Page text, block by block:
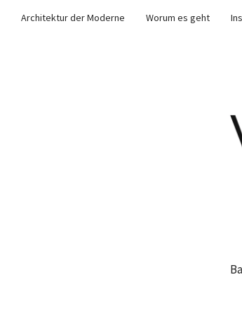
Architektur der Moderne Worum es geht